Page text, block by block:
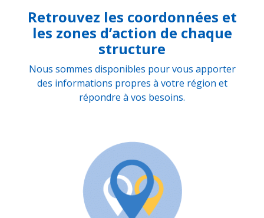
Retrouvez les coordonnées et
les zones d’action de chaque
structure
Nous sommes disponibles pour vous apporter
des informations propres à votre région et
répondre à vos besoins.